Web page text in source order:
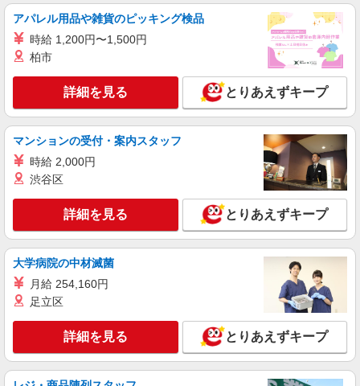
【Y!mobile】
時給1600円〜 ※別途インセンティブ、職能評
価制度あり ※残業代支給 ★交通費別途支給（規定
インセンティブ支給(規定有) ★月2回払い・週払い
可能（規程有）★ ゜・。○。・゜+゜・。○。・゜
+゜
愛知県名古屋市中村区の家電量販店
キープ 詳細を見る
株式会社シエロ
時給1500円〜1600円（経験・能力による） ※
残業代支給 ★交通費別途支給（規定あり） ゜
+゜・。○。・゜+゜・。○。・゜+゜ 入社祝い金10
万円支給(規定有) お友達を紹介頂くと, インセンテ
ィブ支給(規定有) ★月2回払い・週払い可能（規程
有）★ ゜・。○。・゜+゜・。○。・゜+゜
愛知県名古屋市中村区の家電量販店
キープ 詳細を見る
派遣社員
株式会社シエロ
【ソフトバンク】の店舗スタッフ
時給1400円〜 ※残業代支給 ★交通費別途支給
（規定あり） ゜+゜・。○。・゜+゜・。○。・゜
+゜ 入社祝い金10万円支給(規定有) お友達を紹介
愛知県名古屋市中村区のsoftbankショップ
アパレル用品や雑貨のピッキング検品
時給 1,200円〜1,500円
柏市
詳細を見る とりあえずキープ
マンションの受付・案内スタッフ
時給 2,000円
渋谷区
詳細を見る とりあえずキープ
大学病院の中材滅菌
月給 254,160円
足立区
詳細を見る とりあえずキープ